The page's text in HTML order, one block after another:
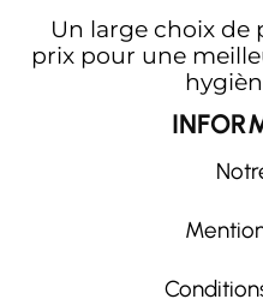
Un large choix
prix pour une